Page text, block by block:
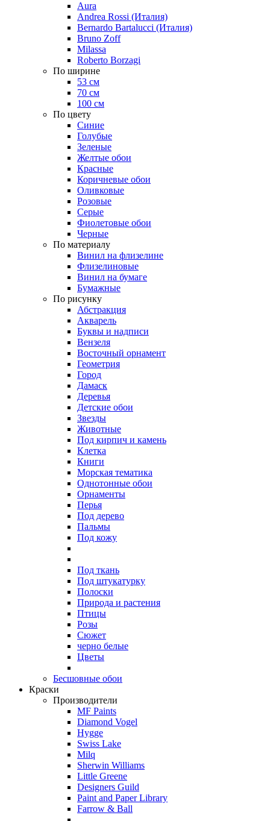
Aura
Andrea Rossi (Италия)
Bernardo Bartalucci (Италия)
Bruno Zoff
Milassa
Roberto Borzagi
По ширине
53 см
70 см
100 см
По цвету
Синие
Голубые
Зеленые
Желтые обои
Красные
Коричневые обои
Оливковые
Розовые
Серые
Фиолетовые обои
Черные
По материалу
Винил на флизелине
Флизелиновые
Винил на бумаге
Бумажные
По рисунку
Абстракция
Акварель
Буквы и надписи
Вензеля
Восточный орнамент
Геометрия
Город
Дамаск
Деревья
Детские обои
Звезды
Животные
Под кирпич и камень
Клетка
Книги
Морская тематика
Однотонные обои
Орнаменты
Перья
Под дерево
Пальмы
Под кожу
Под ткань
Под штукатурку
Полоски
Природа и растения
Птицы
Розы
Сюжет
черно белые
Цветы
Бесшовные обои
Краски
Производители
MF Paints
Diamond Vogel
Hygge
Swiss Lake
Milq
Sherwin Williams
Little Greene
Designers Guild
Paint and Paper Library
Farrow & Ball